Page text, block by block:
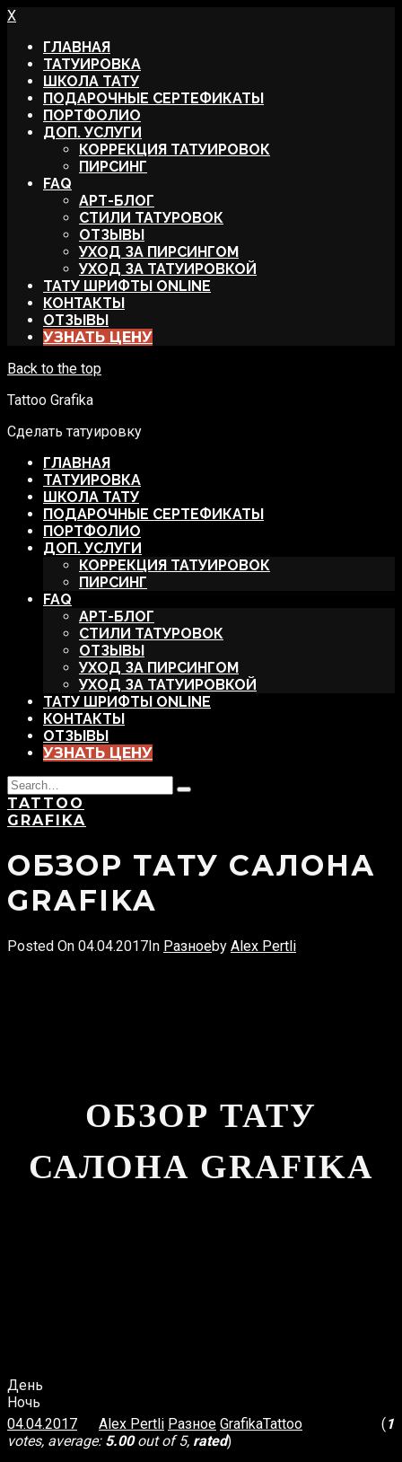
X
ГЛАВНАЯ
ТАТУИРОВКА
ШКОЛА ТАТУ
ПОДАРОЧНЫЕ СЕРТЕФИКАТЫ
ПОРТФОЛИО
ДОП. УСЛУГИ
КОРРЕКЦИЯ ТАТУИРОВОК
ПИРСИНГ
FAQ
АРТ-БЛОГ
СТИЛИ ТАТУРОВОК
ОТЗЫВЫ
УХОД ЗА ПИРСИНГОМ
УХОД ЗА ТАТУИРОВКОЙ
ТАТУ ШРИФТЫ ONLINE
КОНТАКТЫ
ОТЗЫВЫ
УЗНАТЬ ЦЕНУ
Back to the top
Tattoo Grafika
Сделать татуировку
ГЛАВНАЯ
ТАТУИРОВКА
ШКОЛА ТАТУ
ПОДАРОЧНЫЕ СЕРТЕФИКАТЫ
ПОРТФОЛИО
ДОП. УСЛУГИ
КОРРЕКЦИЯ ТАТУИРОВОК
ПИРСИНГ
FAQ
АРТ-БЛОГ
СТИЛИ ТАТУРОВОК
ОТЗЫВЫ
УХОД ЗА ПИРСИНГОМ
УХОД ЗА ТАТУИРОВКОЙ
ТАТУ ШРИФТЫ ONLINE
КОНТАКТЫ
ОТЗЫВЫ
УЗНАТЬ ЦЕНУ
Search
for:
Type
TATTOO
GRAFIKA
ОБЗОР ТАТУ САЛОНА
GRAFIKA
Posted On 04.04.2017In Разноеby Alex Pertli
ОБЗОР ТАТУ
САЛОНА GRAFIKA
День
Ночь
04.04.2017
Alex Pertli Разное GrafikaTattoo (1
votes, average: 5.00out of 5, rated)